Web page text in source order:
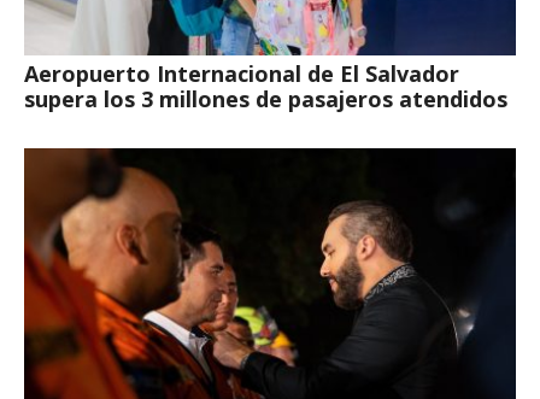
Aeropuerto Internacional de El Salvador
supera los 3 millones de pasajeros atendidos